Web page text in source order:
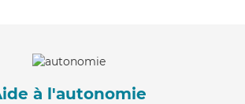
à l'autonomie